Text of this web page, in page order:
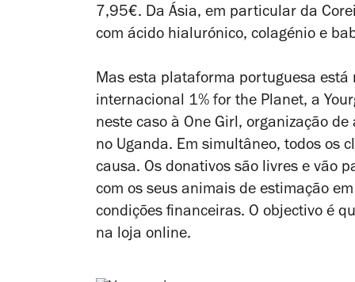
7,95€. Da Ásia, em particular da
com ácido hialurónico, colagénio e
Mas esta plataforma portuguesa
internacional 1% for the Planet, a
neste caso à One Girl, organização
no Uganda. Em simultâneo, todos os
causa. Os donativos são livres e vão
com os seus animais de estimação
condições financeiras. O objectivo é
na loja online.